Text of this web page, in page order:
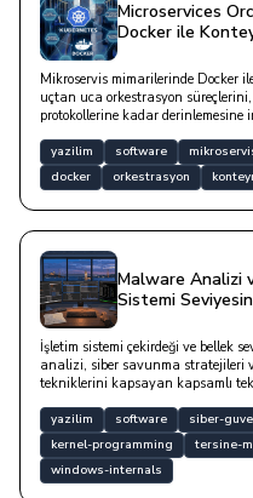
Microservices
Docker ile
Mikroservis mimarilerinde Docker
uçtan uca orkestrasyon
protokollerine kadar derinlemesine
yazilim software
docker
orkestrasyon
Malware Analizi
Sistemi
İşletim sistemi çekirdeği ve bellek
analizi, siber savunma stratejileri
tekniklerini kapsayan kapsamlı
yazilim software siber-
kernel-programming
tersine-
windows-internals